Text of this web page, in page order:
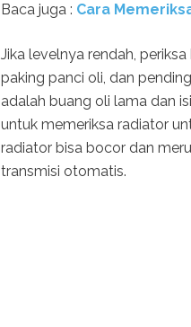
Baca juga : Cara
Jika levelnya rendah,
paking panci oli, dan
adalah buang oli lama dan
untuk memeriksa radiator
radiator bisa bocor dan
transmisi otomatis.